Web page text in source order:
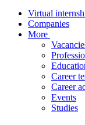
Virtual
Companies
More
Career
Career
Events
Studies